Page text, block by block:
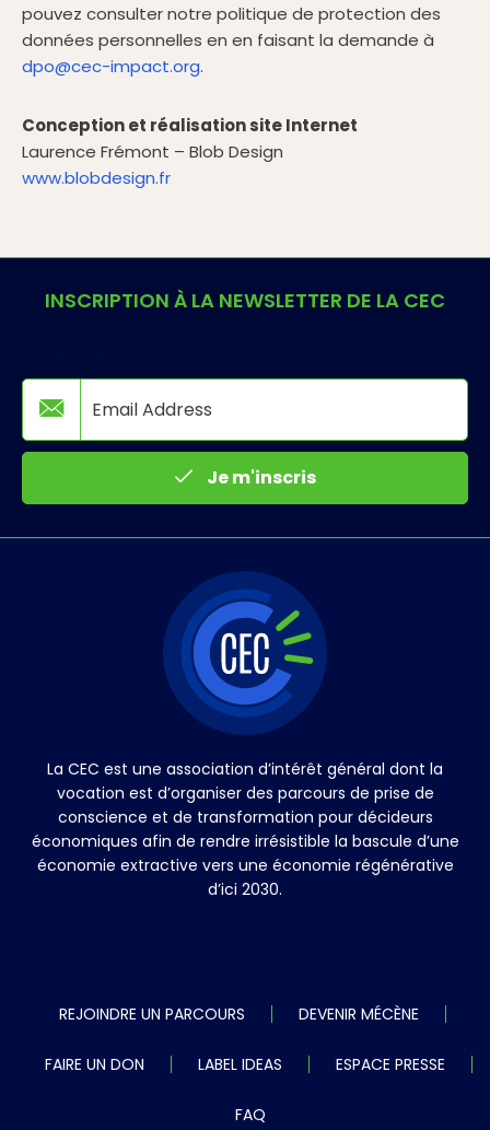
pouvez consulter notre politique de protection des
données personnelles en en faisant la demande à
dpo@cec-impact.org.
Conception et réalisation site Internet
Laurence Frémont – Blob Design
www.blobdesign.fr
INSCRIPTION À LA NEWSLETTER DE LA CEC
Je m'inscris
La CEC est une association d’intérêt général dont la
vocation est d’organiser des parcours de prise de
conscience et de transformation pour décideurs
économiques afin de rendre irrésistible la bascule d’une
économie extractive vers une économie régénérative
d’ici 2030.
REJOINDRE UN PARCOURS DEVENIR MÉCÈNE
FAIRE UN DON LABEL IDEAS ESPACE PRESSE
FAQ